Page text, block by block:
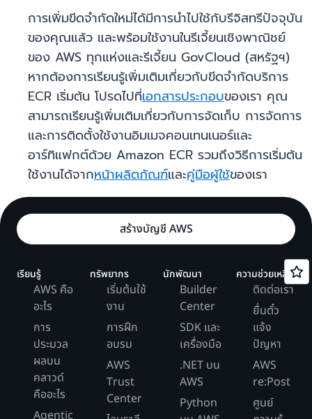
การเพิ่มขีดจำกัดใหม่ได้มีการนำไปใช้กับรีจิสทรีปัจจุบัน
ของคุณแล้ว และพร้อมใช้งานในรีเจี้ยนเชิงพาณิชย์
ของ AWS ทุกแห่งและรีเจี้ยน GovCloud (สหรัฐฯ)
หากต้องการเรียนรู้เพิ่มเติมเกี่ยวกับขีดจำกัดบริการ
ECR เริ่มต้น โปรดไปที่เอกสารประกอบของเรา คุณ
สามารถเรียนรู้เพิ่มเติมเกี่ยวกับการจัดเก็บ การจัดการ
และการติดตั้งใช้งานอิมเมจคอนเทนเนอร์และ
อาร์ทิแฟกต์ด้วย Amazon ECR รวมถึงวิธีการเริ่มต้น
ใช้งานได้จากหน้าผลิตภัณฑ์และคู่มือผู้ใช้ของเรา
สร้างบัญชี AWS
เรียนรู้
AWS คือ
อะไร
การ
ประมวล
ผลบน
คลาวด์
คืออะไร
ทรัพยากร
เริ่มต้นใช้
งาน
การฝึก
อบรม
AWS
Trust
Center
นักพัฒนา
Builder
Center
SDK และ
เครื่องมือ
.NET บน
AWS
Python
ความช่วยเหลือ
ติดต่อเรา
ยื่นตั๋ว
แจ้ง
ปัญหา
AWS
re:Post
ศูนย์